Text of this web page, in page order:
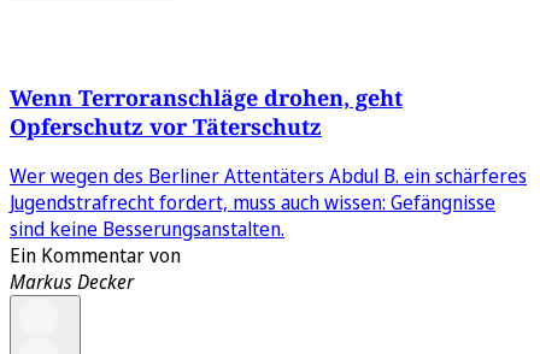
Wenn Terroranschläge drohen, geht
Opferschutz vor Täterschutz
Wer wegen des Berliner Attentäters Abdul B. ein schärferes
Jugendstrafrecht fordert, muss auch wissen: Gefängnisse
sind keine Besserungsanstalten.
Ein Kommentar von
Markus Decker